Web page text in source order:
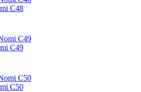
C48
C49
C50